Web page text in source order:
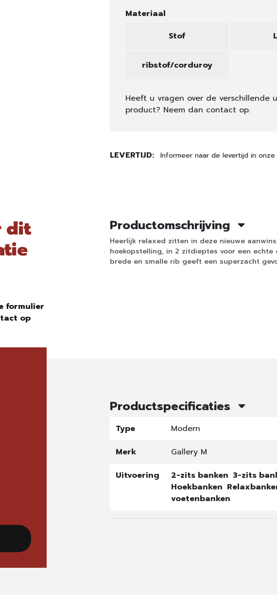
Materiaal
Stof
ribstof/corduroy
Heeft u vragen over de verschillende
product? Neem dan contact op.
LEVERTIJD: Informeer naar de levertijd in onze
dit
formulier
op
Productomschrijving
Heerlijk relaxed zitten in deze nieuwe
hoekopstelling, in 2 zitdieptes voor een
brede en smalle rib geeft een superzacht
Productspecificaties
Type
Modern
Merk
Gallery M
Uitvoering
2-zits banken 3-zits
Hoekbanken
voetenbanken